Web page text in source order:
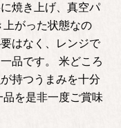
焼き上げ、真空パ
上がった状態なの
はなく、レンジで
品です。 米どころ
持つうまみを十分
を是非一度ご賞味